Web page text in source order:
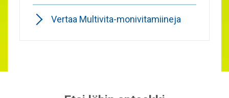
Vertaa Multivita-monivitamiineja